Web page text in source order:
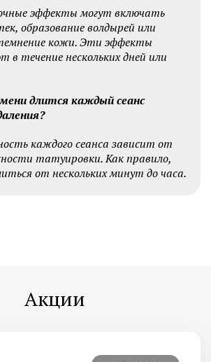
эффекты могут включать
образование волдырей или
кожи. Эти эффекты
в течение нескольких дней или
длится каждый сеанс
каждого сеанса зависит от
татуировки. Как правило,
от нескольких минут до часа.
Акции